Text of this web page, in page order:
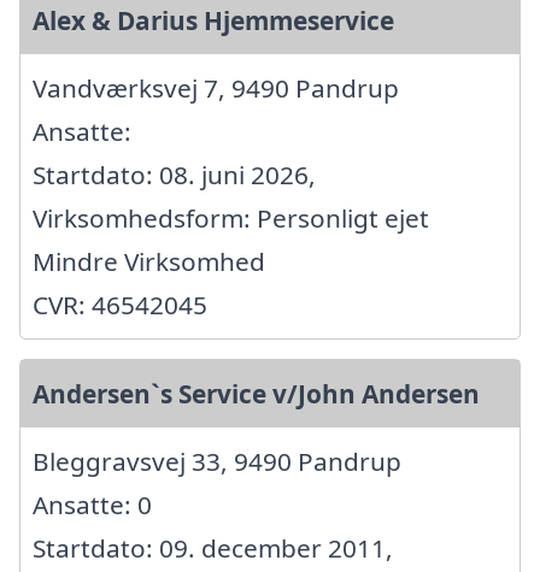
Alex & Darius Hjemmeservice
Vandværksvej 7, 9490 Pandrup
Ansatte:
Startdato: 08. juni 2026,
Virksomhedsform: Personligt ejet
Mindre Virksomhed
CVR: 46542045
Andersen`s Service v/John Andersen
Bleggravsvej 33, 9490 Pandrup
Ansatte: 0
Startdato: 09. december 2011,